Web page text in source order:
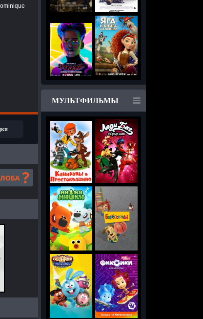
МУЛЬТФИЛЬМЫ